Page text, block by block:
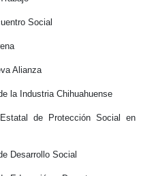
Social
Alianza
la Industria Chihuahuense
de Protección Social en
Desarrollo Social